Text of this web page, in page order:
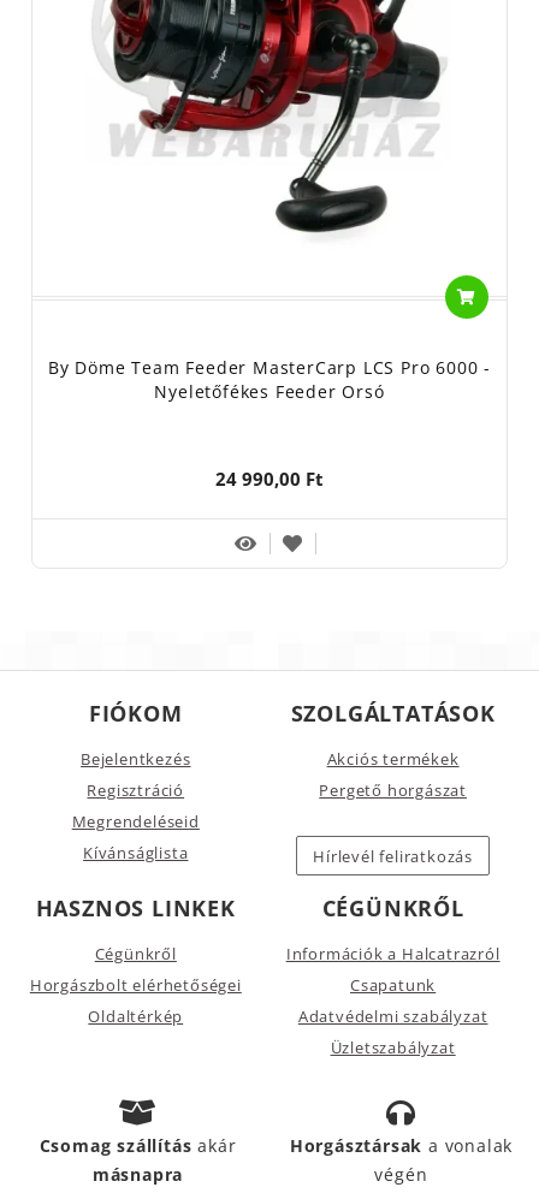
By Döme Team Feeder MasterCarp LCS Pro 6000 -
Nyeletőfékes Feeder Orsó
24 990,00 Ft
FIÓKOM
Bejelentkezés
Regisztráció
Megrendeléseid
Kívánságlista
SZOLGÁLTATÁSOK
Akciós termékek
Pergető horgászat
Hírlevél feliratkozás
HASZNOS LINKEK
Cégünkről
Horgászbolt elérhetőségei
Oldaltérkép
CÉGÜNKRŐL
Információk a Halcatrazról
Csapatunk
Adatvédelmi szabályzat
Üzletszabályzat
Csomag szállításakár
másnapra
Horgásztársak a vonalak
végén